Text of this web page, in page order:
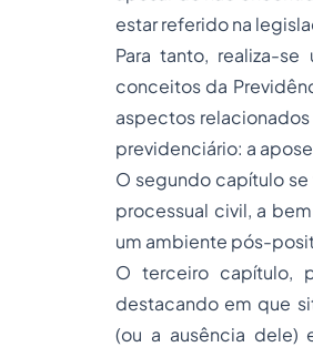
estar referido na
Para tanto, realiza-
conceitos da
aspectos
previdenciário: a
O segundo capítulo
processual civil, a
um ambiente pós-
O terceiro capítulo,
destacando em que
(ou a ausência dele)